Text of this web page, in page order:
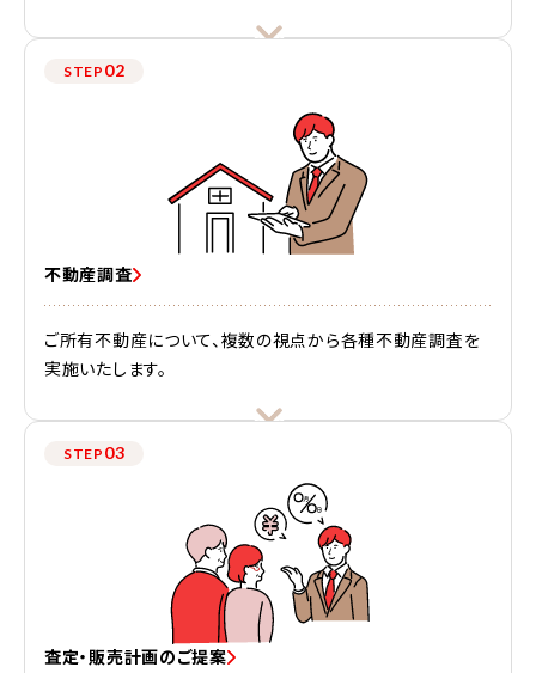
STEP 02
不動産調査
ご所有不動産について、複数の視点から各種不動産調査を
実施いたします。
STEP 03
査定・販売計画のご提案